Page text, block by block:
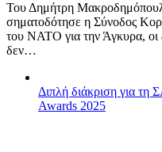
Του Δημήτρη
σηματοδότησε η Σύνοδος
του ΝΑΤΟ για την Άγκυρα, οι
δεν…
Διπλή διάκριση για
Awards 2025